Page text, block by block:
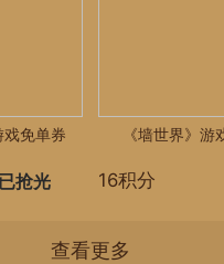
戏免单券
已抢光
《墙世界》游
16积分
查看更多